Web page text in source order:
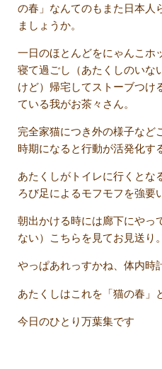
の春」なんてのもまた日本人
ましょうか。
一日のほとんどをにゃんこホ
寝て過ごし（あたくしのいな
けど）帰宅してストーブつけ
ている我がお茶々さん。
完全家猫につき外の様子など
時期になると行動が活発化す
あたくしがトイレに行くとな
ろび足によるモフモフを強要
朝出かける時には廊下にやっ
ない）こちらを見てお見送り。
やっぱあれっすかね、体内時
あたくしはこれを「猫の春」
今日のひとり万葉集です